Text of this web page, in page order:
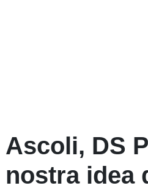
Ascoli, DS
nostra idea